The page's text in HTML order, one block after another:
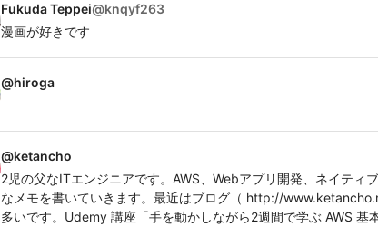
Fukuda Teppei@knqyf263
漫画が好きです
@hiroga
@ketancho
2児の父なITエンジニアです。AWS、Webアプリ開発、ネイティ
なメモを書いていきます。最近はブログ（ http://
多いです。Udemy 講座「手を動かしながら2週間で学ぶ AWS